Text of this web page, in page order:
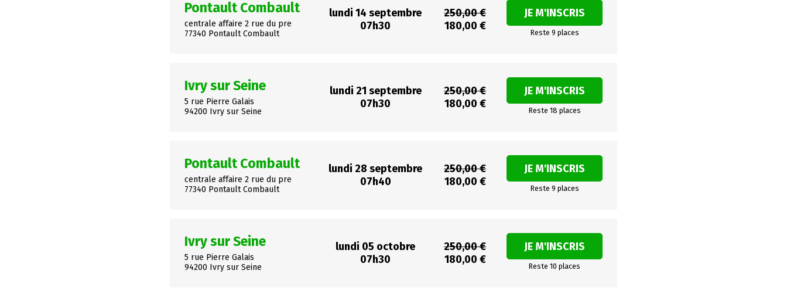
Pontault Combault
centrale affaire 2 rue du pre
77340 Pontault Combault
lundi 14 septembre
07h30
250,00 €
180,00 €
JE M'INSCRIS
Reste 9 places
Ivry sur Seine
5 rue Pierre Galais
94200 Ivry sur Seine
lundi 21 septembre
07h30
250,00 €
180,00 €
JE M'INSCRIS
Reste 18 places
Pontault Combault
centrale affaire 2 rue du pre
77340 Pontault Combault
lundi 28 septembre
07h40
250,00 €
180,00 €
JE M'INSCRIS
Reste 9 places
Ivry sur Seine
5 rue Pierre Galais
94200 Ivry sur Seine
lundi 05 octobre
07h30
250,00 €
180,00 €
JE M'INSCRIS
Reste 10 places